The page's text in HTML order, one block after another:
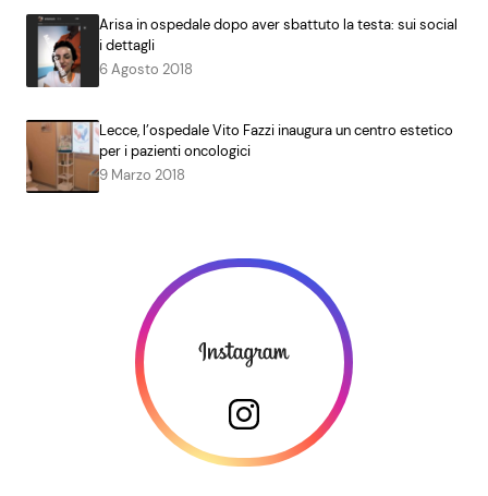
Arisa in ospedale dopo aver sbattuto la testa: sui social
i dettagli
6 Agosto 2018
Lecce, l’ospedale Vito Fazzi inaugura un centro estetico
per i pazienti oncologici
9 Marzo 2018